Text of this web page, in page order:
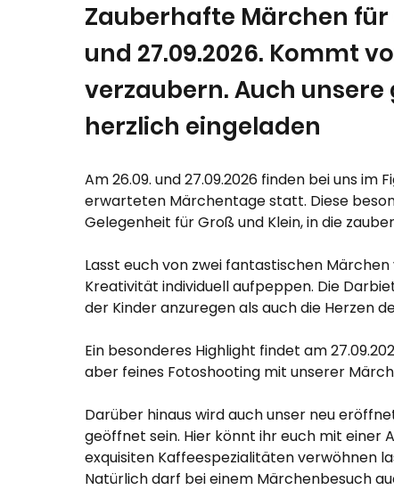
Zauberhafte Märchen für
und 27.09.2026. Kommt
verzaubern. Auch
herzlich eingeladen
Am 26.09. und 27.09.2026 finden bei uns
erwarteten Märchentage statt. Diese
Gelegenheit für Groß und Klein, in die
Lasst euch von zwei fantastischen
Kreativität individuell aufpeppen. Die
der Kinder anzuregen als auch die Herzen
Ein besonderes Highlight findet am
aber feines Fotoshooting mit unserer
Darüber hinaus wird auch unser neu
geöffnet sein. Hier könnt ihr euch mit einer
exquisiten Kaffeespezialitäten verwöhnen
Natürlich darf bei einem Märchenbesuch